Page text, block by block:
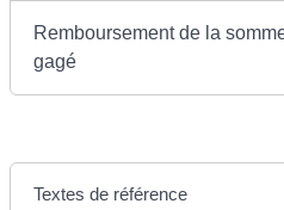
Remboursement de la
gagé
Textes de référence